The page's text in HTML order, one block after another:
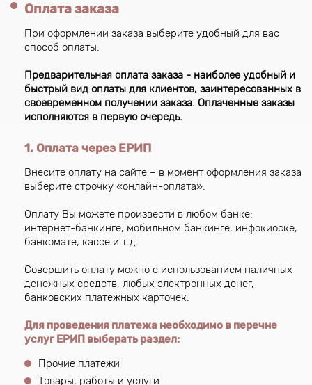
Оплата заказа
При оформлении заказа выберите удобный для вас
способ оплаты.
Предварительная оплата заказа - наиболее удобный и
быстрый вид оплаты для клиентов, заинтересованных в
своевременном получении заказа. Оплаченные заказы
исполняются в первую очередь.
1. Оплата через ЕРИП
Внесите оплату на сайте – в момент оформления заказа
выберите строчку «онлайн-оплата».
Оплату Вы можете произвести в любом банке:
интернет-банкинге, мобильном банкинге, инфокиоске,
банкомате, кассе и т.д.
Совершить оплату можно с использованием наличных
денежных средств, любых электронных денег,
банковских платежных карточек.
Для проведения платежа необходимо в перечне
услуг ЕРИП выберать раздел:
Прочие платежи
Товары, работы и услуги